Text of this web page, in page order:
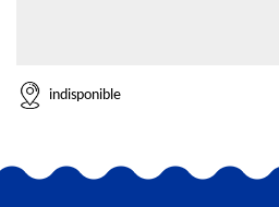
indisponible